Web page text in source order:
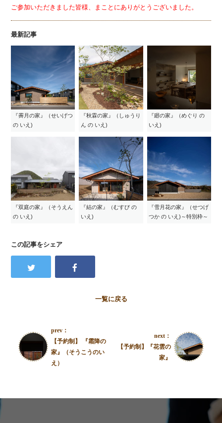
ご参加いただきました皆様、まことにありがとうございました。
最新記事
『霽月の家』（せいげつ
の いえ)
『秋霖の家』（しゅうり
ん の いえ)
『廻の家』（めぐり の
いえ)
『双庭の家』（そうえん
の いえ)
『結の家』（むすび の
いえ)
『雪月花の家』（せつげ
つか の いえ)～特別枠～
この記事をシェア
一覧に戻る
prev：
【予約制】 『霜降の
家』（そうこうのい
え）
next：
【予約制】『花雲の
家』